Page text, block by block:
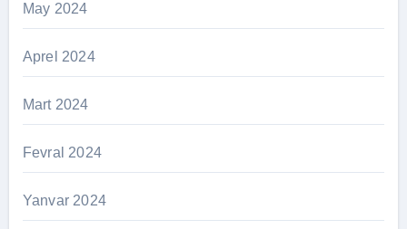
May 2024
Aprel 2024
Mart 2024
Fevral 2024
Yanvar 2024